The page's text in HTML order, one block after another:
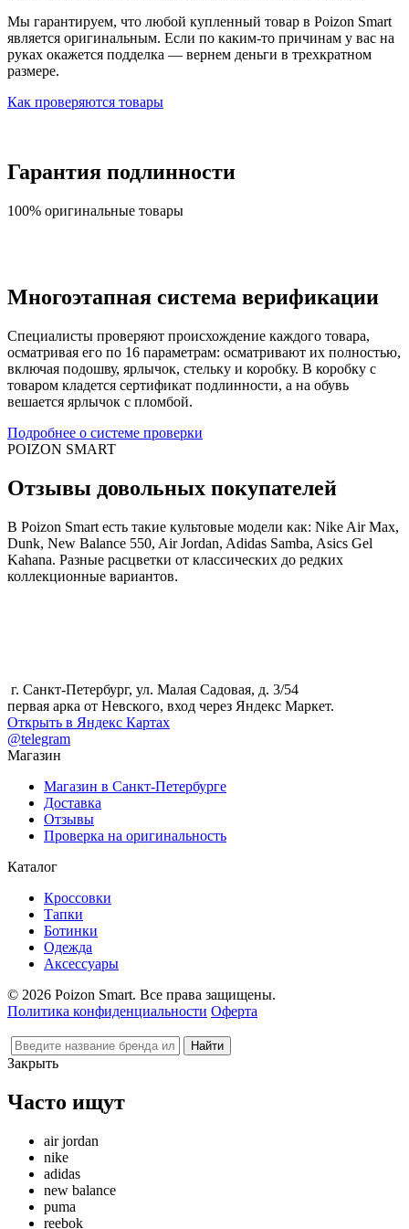
Мы гарантируем, что любой купленный товар в Poizon Smart
является оригинальным. Если по каким-то причинам у вас на
руках окажется подделка — вернем деньги в трехкратном
размере.
Как проверяются товары
Гарантия подлинности
100% оригинальные товары
Многоэтапная система верификации
Специалисты проверяют происхождение каждого товара,
осматривая его по 16 параметрам: осматривают их полностью,
включая подошву, ярлычок, стельку и коробку. В коробку с
товаром кладется сертификат подлинности, а на обувь
вешается ярлычок с пломбой.
Подробнее о системе проверки
POIZON SMART
Отзывы довольных покупателей
В Poizon Smart есть такие культовые модели как: Nike Air Max,
Dunk, New Balance 550, Air Jordan, Adidas Samba, Asics Gel
Kahana. Разные расцветки от классических до редких
коллекционные вариантов.
г. Санкт-Петербург, ул. Малая Садовая, д. 3/54
первая арка от Невского, вход через Яндекс Маркет.
Открыть в Яндекс Картах
@telegram
Магазин
Магазин в Санкт-Петербурге
Доставка
Отзывы
Проверка на оригинальность
Каталог
Кроссовки
Тапки
Ботинки
Одежда
Аксессуары
© 2026 Poizon Smart. Все права защищены.
Политика конфиденциальности Оферта
Закрыть
Часто ищут
air jordan
nike
adidas
new balance
puma
reebok